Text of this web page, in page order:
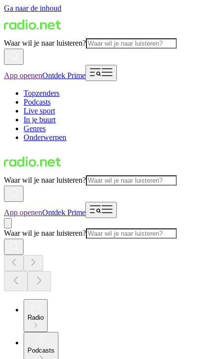
Ga naar de inhoud
Waar wil je naar luisteren?
App openenOntdek Prime
Topzenders
Podcasts
Live sport
In je buurt
Genres
Onderwerpen
Waar wil je naar luisteren?
App openenOntdek Prime
Waar wil je naar luisteren?
Radio
Podcasts